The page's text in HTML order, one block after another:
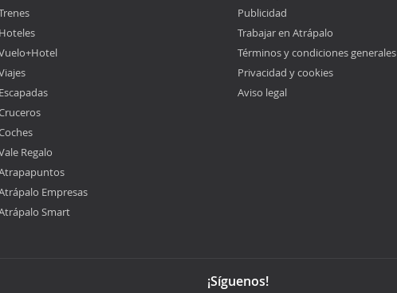
Hoteles
Escapadas
Regalo
Empresas
Smart
Publicidad
Trabajar en Atrápalo
Términos y condiciones generales
Privacidad y cookies
Aviso legal
¡Síguenos!